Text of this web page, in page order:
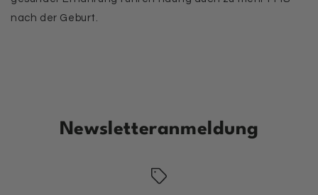
nach der Geburt.
Newsletteranmeldung